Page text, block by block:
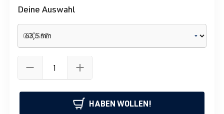
Deine Auswahl
GRÖSSE
HABEN WOLLEN!